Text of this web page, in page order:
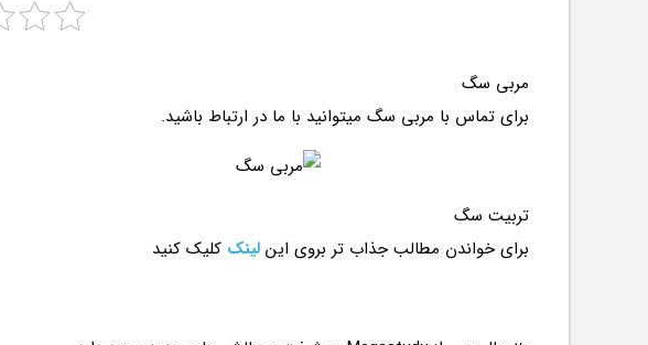
مربی سگ
برای تماس با مربی سگ میتوانید با ما در ارتباط باشید.
تربیت سگ
برای خواندن مطالب جذاب تر بروی این لینک کلیک کنید